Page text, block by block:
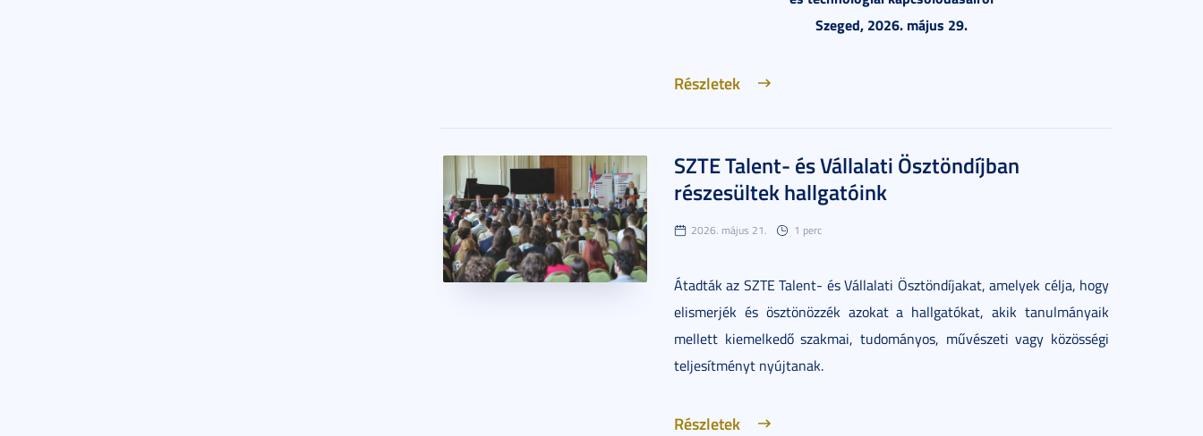
Szeged, 2026. május 29.
Részletek
SZTE Talent- és Vállalati Ösztöndíjban
részesültek hallgatóink
2026. május 21. 1 perc
Átadták az SZTE Talent- és Vállalati Ösztöndíjakat, amelyek célja, hogy
elismerjék és ösztönözzék azokat a hallgatókat, akik tanulmányaik
mellett kiemelkedő szakmai, tudományos, művészeti vagy közösségi
teljesítményt nyújtanak.
Részletek